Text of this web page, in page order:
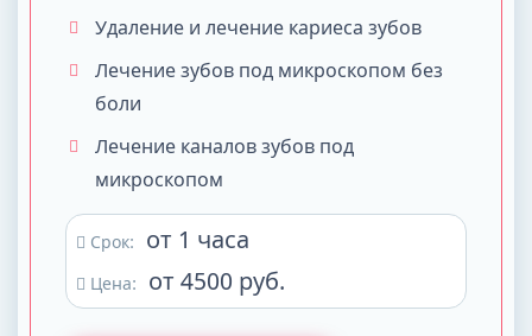
Удаление и лечение кариеса зубов
Лечение зубов под микроскопом без
боли
Лечение каналов зубов под
микроскопом
Срок: от 1 часа
Цена: от 4500 руб.